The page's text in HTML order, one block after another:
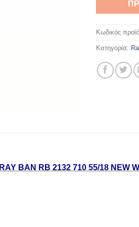
Κωδικός
Κατηγορία:
RAY BAN RB 2132 710 55/18 NEW